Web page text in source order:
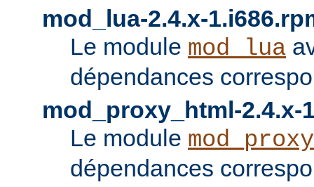
mod_lua-2.4.x-
Le module mod_lua
dépendances
mod_proxy_html-2.4.x-
Le module
dépendances